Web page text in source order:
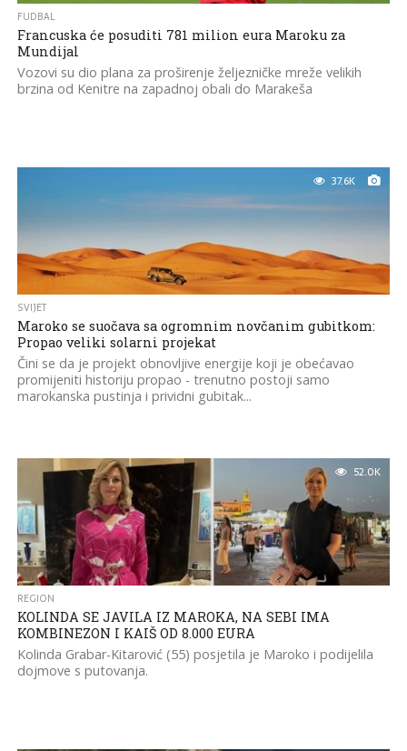
FUDBAL
Francuska će posuditi 781 milion eura Maroku za
Mundijal
Vozovi su dio plana za proširenje željezničke mreže velikih
brzina od Kenitre na zapadnoj obali do Marakeša
37.6K
SVIJET
Maroko se suočava sa ogromnim novčanim gubitkom:
Propao veliki solarni projekat
Čini se da je projekt obnovljive energije koji je obećavao
promijeniti historiju propao - trenutno postoji samo
marokanska pustinja i prividni gubitak...
52.0K
REGION
KOLINDA SE JAVILA IZ MAROKA, NA SEBI IMA
KOMBINEZON I KAIŠ OD 8.000 EURA
Kolinda Grabar-Kitarović (55) posjetila je Maroko i podijelila
dojmove s putovanja.